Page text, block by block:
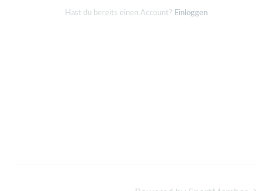
Hast du bereits einen Account? Einloggen